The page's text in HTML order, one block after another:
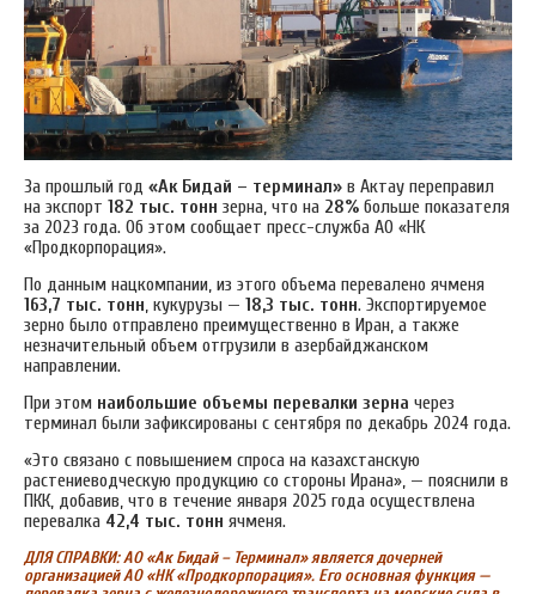
За прошлый год «Ак Бидай – терминал» в Актау переправил
на экспорт 182 тыс. тонн зерна, что на 28% больше показателя
за 2023 года. Об этом сообщает пресс-служба АО «НК
«Продкорпорация».
По данным нацкомпании, из этого объема перевалено ячменя
163,7 тыс. тонн, кукурузы — 18,3 тыс. тонн. Экспортируемое
зерно было отправлено преимущественно в Иран, а также
незначительный объем отгрузили в азербайджанском
направлении.
При этом наибольшие объемы перевалки зерна через
терминал были зафиксированы с сентября по декабрь 2024 года.
«Это связано с повышением спроса на казахстанскую
растениеводческую продукцию со стороны Ирана», — пояснили в
ПКК, добавив, что в течение января 2025 года осуществлена
перевалка 42,4 тыс. тонн ячменя.
ДЛЯ СПРАВКИ: АО «Ак Бидай– Терминал» является дочерней
организацией АО «НК «Продкорпорация». Его основная функция—